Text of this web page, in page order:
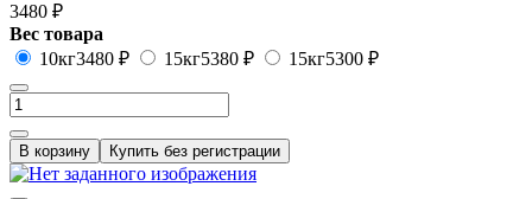
3480 ₽
Вес товара
10кг3480 ₽ 15кг5380 ₽ 15кг5300 ₽
В корзину Купить без регистрации